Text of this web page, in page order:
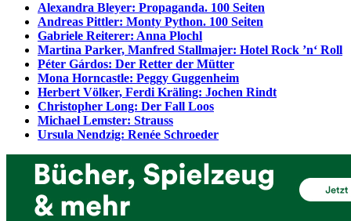
Alexandra Bleyer: Propaganda. 100 Seiten
Andreas Pittler: Monty Python. 100 Seiten
Gabriele Reiterer: Anna Plochl
Martina Parker, Manfred Stallmajer: Hotel Rock ’n‘ Roll
Péter Gárdos: Der Retter der Mütter
Mona Horncastle: Peggy Guggenheim
Herbert Völker, Ferdi Kräling: Jochen Rindt
Christopher Long: Der Fall Loos
Michael Lemster: Strauss
Ursula Nendzig: Renée Schroeder